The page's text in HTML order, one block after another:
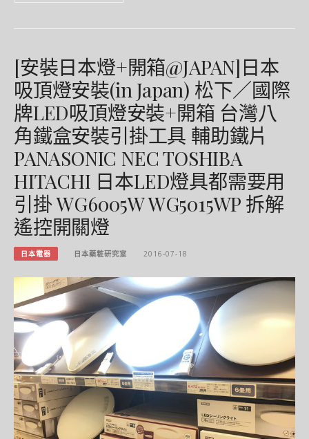
[安裝日本燈+開箱@JAPAN]日本
吸頂燈安裝(in Japan) 松下／國際
牌LED吸頂燈安裝+開箱 台灣八
角鐵盒安裝引掛工具 輔助鐵片
PANASONIC NEC TOSHIBA
HITACHI 日本LED燈具都需要用
引掛 WG6005W WG5015WP 拆解
遙控開關燈
日本電器 日本藥粧研究室 2016-07-18